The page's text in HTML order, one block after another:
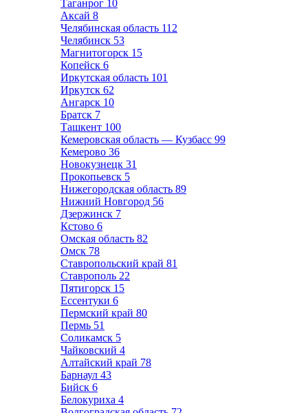
Таганрог 10
Аксай 8
Челябинская область 112
Челябинск 53
Магнитогорск 15
Копейск 6
Иркутская область 101
Иркутск 62
Ангарск 10
Братск 7
Ташкент 100
Кемеровская область — Кузбасс 99
Кемерово 36
Новокузнецк 31
Прокопьевск 5
Нижегородская область 89
Нижний Новгород 56
Дзержинск 7
Кстово 6
Омская область 82
Омск 78
Ставропольский край 81
Ставрополь 22
Пятигорск 15
Ессентуки 6
Пермский край 80
Пермь 51
Соликамск 5
Чайковский 4
Алтайский край 78
Барнаул 43
Бийск 6
Белокуриха 4